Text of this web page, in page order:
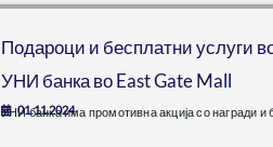
Подароци и бесплатни услуги
УНИ банка во East Gate Mall
01.11.2024
УНИ банка има промотивна акција со награди и